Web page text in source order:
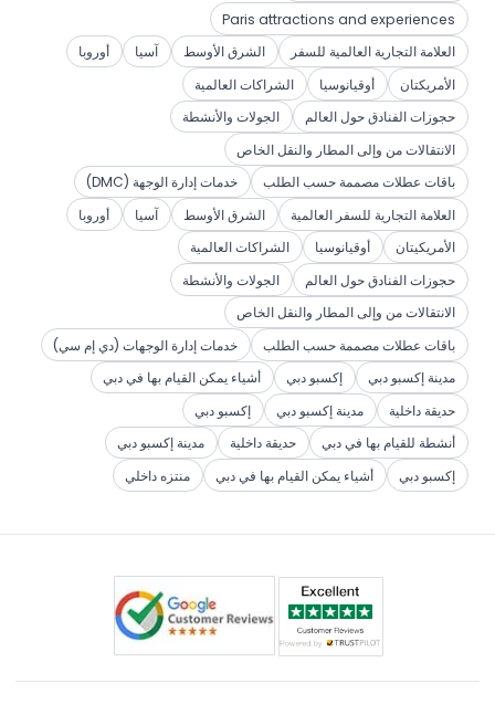
Paris attractions and experiences
العلامة التجارية العالمية للسفر
الشرق الأوسط آسيا
أوروبا
الأمريكتان
أوقيانوسيا
الشراكات العالمية
حجوزات الفنادق حول العالم
الجولات والأنشطة
الانتقالات من وإلى المطار والنقل الخاص
باقات عطلات مصممة حسب الطلب
خدمات إدارة الوجهة (DMC)
العلامة التجارية للسفر العالمية
الشرق الأوسط آسيا
أوروبا
الأمريكيتان
أوقيانوسيا
الشراكات العالمية
حجوزات الفنادق حول العالم
الجولات والأنشطة
الانتقالات من وإلى المطار والنقل الخاص
باقات عطلات مصممة حسب الطلب
خدمات إدارة الوجهات (دي إم سي)
مدينة إكسبو دبي
إكسبو دبي
أشياء يمكن القيام بها في دبي
حديقة داخلية
مدينة إكسبو دبي
إكسبو دبي
أنشطة للقيام بها في دبي
حديقة داخلية
مدينة إكسبو دبي
إكسبو دبي
أشياء يمكن القيام بها في دبي منتزه داخلي